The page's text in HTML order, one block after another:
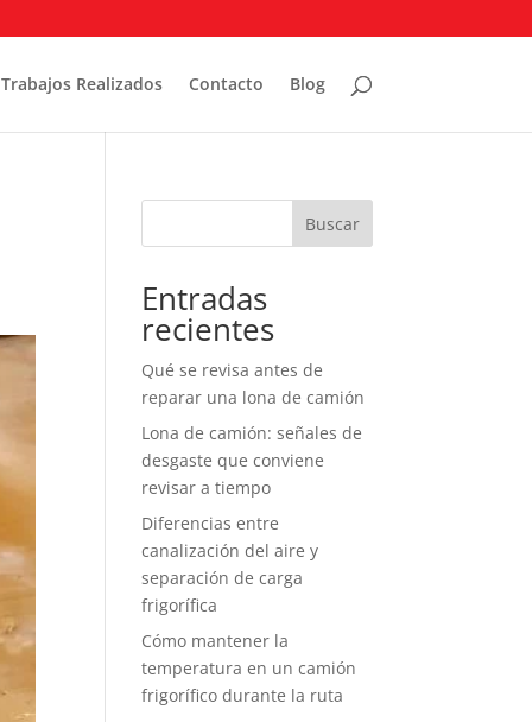
Trabajos Realizados Contacto Blog
Buscar
Entradas
recientes
Qué se revisa antes de
reparar una lona de camión
Lona de camión: señales de
desgaste que conviene
revisar a tiempo
Diferencias entre
canalización del aire y
separación de carga
frigorífica
Cómo mantener la
temperatura en un camión
frigorífico durante la ruta